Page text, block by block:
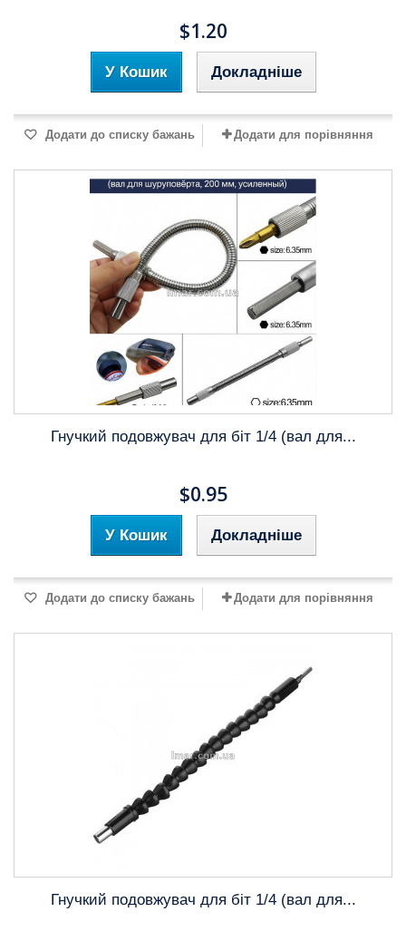
$1.20
У Кошик Докладніше
Додати до списку бажань Додати для порівняння
Гнучкий подовжувач для біт 1/4 (вал для...
$0.95
У Кошик Докладніше
Додати до списку бажань Додати для порівняння
Гнучкий подовжувач для біт 1/4 (вал для...